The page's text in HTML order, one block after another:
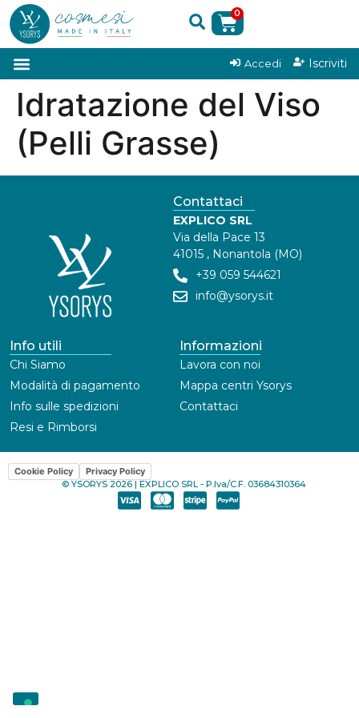
0
Accedi Iscriviti
Idratazione del Viso
(Pelli Grasse)
Contattaci
EXPLICO SRL
Via della Pace 13
41015 , Nonantola (MO)
+39 059 544621
info@ysorys.it
Info utili
Chi Siamo
Modalità di pagamento
Info sulle spedizioni
Resi e Rimborsi
Informazioni
Lavora con noi
Mappa centri Ysorys
Contattaci
Cookie Policy
Privacy Policy
© YSORYS 2026 | EXPLICO SRL - P.Iva/C.F. 03684310364